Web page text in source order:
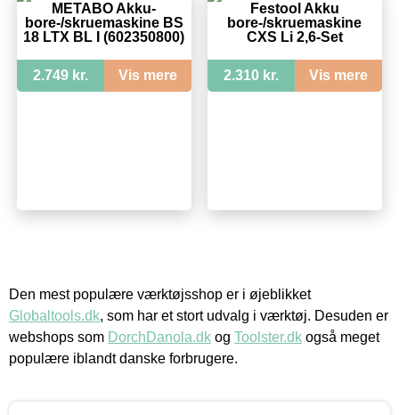
METABO Akku-
bore-/skruemaskine BS
18 LTX BL I (602350800)
2.749 kr. Vis mere
Festool Akku
bore-/skruemaskine
CXS Li 2,6-Set
2.310 kr. Vis mere
Den mest populære værktøjsshop er i øjeblikket
Globaltools.dk, som har et stort udvalg i værktøj. Desuden er
webshops som DorchDanola.dk og Toolster.dk også meget
populære iblandt danske forbrugere.